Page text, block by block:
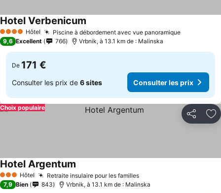
4 Étoiles Hôtel Piscine à débordement avec vue panoramique
Hotel Verbenicum
9,6 Excellent 766 Vrbnik, à 13.1 km de : Malinska
De 171 €
Consulter les prix de 6 sites Consulter les prix
Partager
Choix populaire
3 ÉtoilesHôtel Retraite insulaire pour les familles
Hotel Argentum
7,9 Bien 843 Vrbnik, à 13.1 km de : Malinska